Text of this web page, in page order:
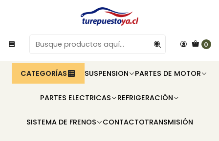
0
CATEGORÍAS SUSPENSION PARTES DE MOTOR
PARTES ELECTRICAS REFRIGERACIÓN
SISTEMA DE FRENOS CONTACTOTRANSMISIÓN